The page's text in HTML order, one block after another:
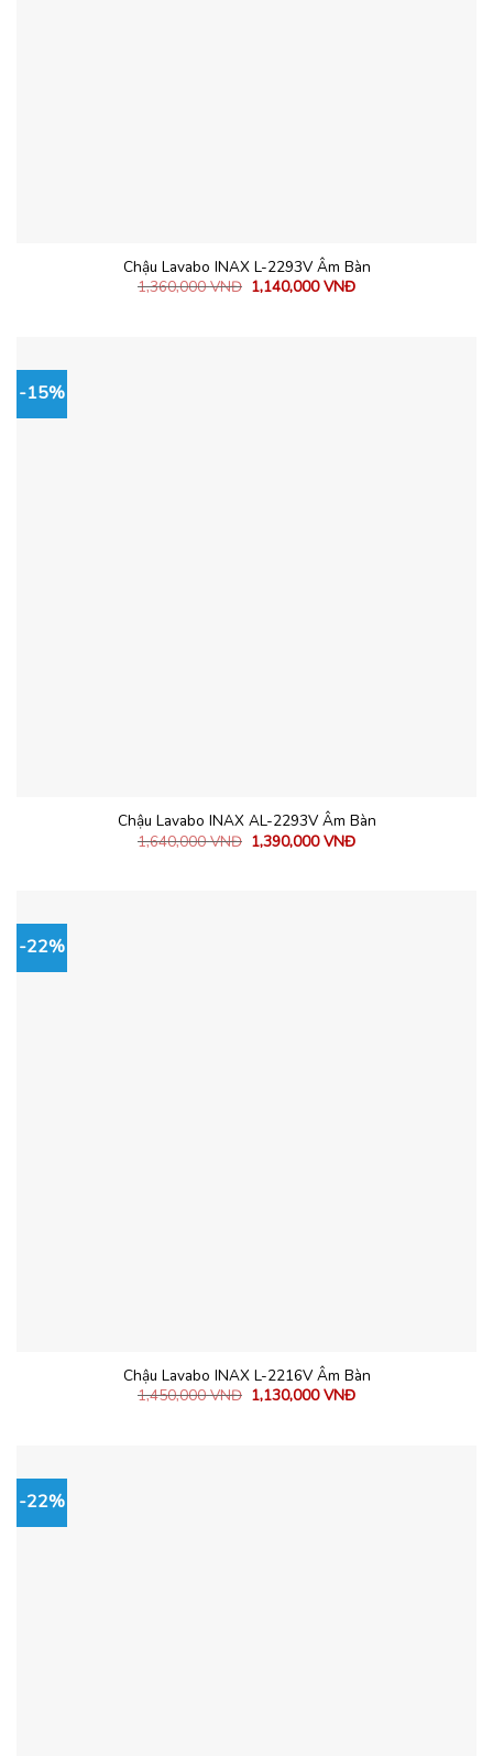
Chậu Lavabo INAX L-2293V Âm Bàn
1,360,000VNĐ 1,140,000VNĐ
-15%
Chậu Lavabo INAX AL-2293V Âm Bàn
1,640,000VNĐ 1,390,000VNĐ
-22%
Chậu Lavabo INAX L-2216V Âm Bàn
1,450,000VNĐ 1,130,000VNĐ
-22%